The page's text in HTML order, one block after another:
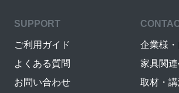
SUPPORT
ご利用ガイド
よくある質問
お問い合わせ
企業様
家具関
取材・